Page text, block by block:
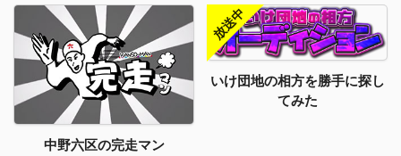
中野六区の完走マン
いけ団地の相方を勝手に探し
てみた